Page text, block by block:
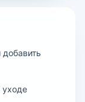
уходе